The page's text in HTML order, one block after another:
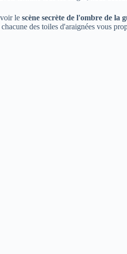
le scène secrète de l'ombre de la
des toiles d'araignées vous